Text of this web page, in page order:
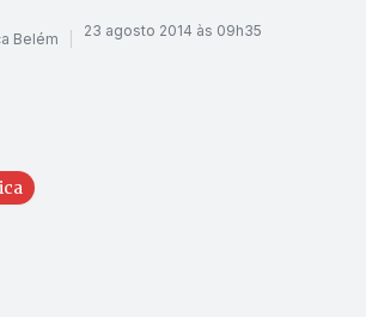
Belém 23 agosto 2014 às 09h35